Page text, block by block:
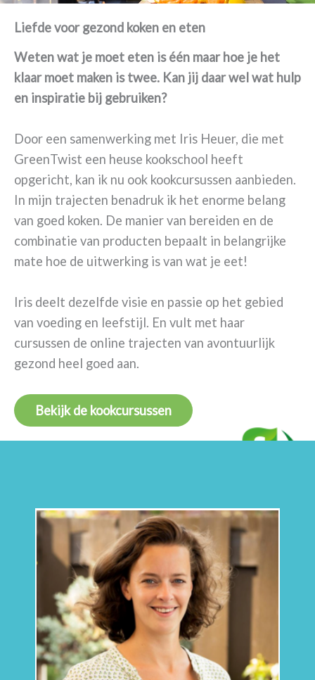
Liefde voor gezond koken en eten
Weten wat je moet eten is één maar hoe je het
klaar moet maken is twee. Kan jij daar wel wat hulp
en inspiratie bij gebruiken?
Door een samenwerking met Iris Heuer, die met
GreenTwist een heuse kookschool heeft
opgericht, kan ik nu ook kookcursussen aanbieden.
In mijn trajecten benadruk ik het enorme belang
van goed koken. De manier van bereiden en de
combinatie van producten bepaalt in belangrijke
mate hoe de uitwerking is van wat je eet!
Iris deelt dezelfde visie en passie op het gebied
van voeding en leefstijl. En vult met haar
cursussen de online trajecten van avontuurlijk
gezond heel goed aan.
Bekijk de kookcursussen